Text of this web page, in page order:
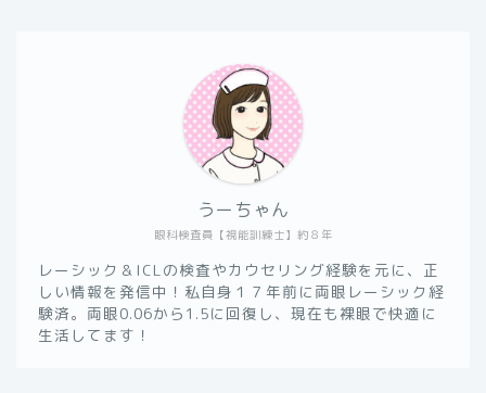
眼科検査員【視能訓練士】約８年
うーちゃん
レーシック＆ICLの検査やカウセリング経験を元に、正
しい情報を発信中！私自身１７年前に両眼レーシック経
験済。両眼0.06から1.5に回復し、現在も裸眼で快適に
生活してます！